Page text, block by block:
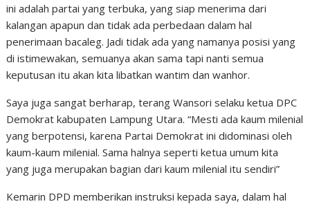
ini adalah partai yang terbuka, yang siap menerima dari
kalangan apapun dan tidak ada perbedaan dalam hal
penerimaan bacaleg. Jadi tidak ada yang namanya posisi yang
di istimewakan, semuanya akan sama tapi nanti semua
keputusan itu akan kita libatkan wantim dan wanhor.
Saya juga sangat berharap, terang Wansori selaku ketua DPC
Demokrat kabupaten Lampung Utara. “Mesti ada kaum milenial
yang berpotensi, karena Partai Demokrat ini didominasi oleh
kaum-kaum milenial. Sama halnya seperti ketua umum kita
yang juga merupakan bagian dari kaum milenial itu sendiri”
Kemarin DPD memberikan instruksi kepada saya, dalam hal